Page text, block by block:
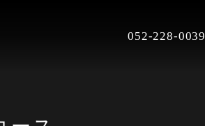
052-228-0039